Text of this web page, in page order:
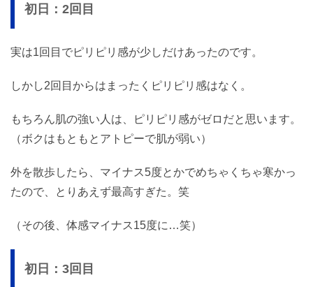
初日：2回目
実は1回目でピリピリ感が少しだけあったのです。
しかし2回目からはまったくピリピリ感はなく。
もちろん肌の強い人は、ピリピリ感がゼロだと思います。
（ボクはもともとアトピーで肌が弱い）
外を散歩したら、マイナス5度とかでめちゃくちゃ寒かっ
たので、とりあえず最高すぎた。笑
（その後、体感マイナス15度に…笑）
初日：3回目